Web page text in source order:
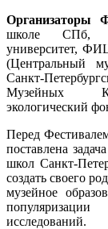
Организаторы
школе СПб,
университет,
(Центральный
Санкт-
Музейных
экологический
Перед
поставлена
школ Санкт-
создать своего
музейное
исследований.